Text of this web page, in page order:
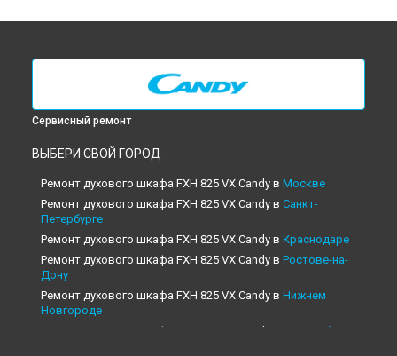
Сервисный ремонт
ВЫБЕРИ СВОЙ ГОРОД
Ремонт духового шкафа FXH 825 VX Candy в Москве
Ремонт духового шкафа FXH 825 VX Candy в Санкт-
Петербурге
Ремонт духового шкафа FXH 825 VX Candy в Краснодаре
Ремонт духового шкафа FXH 825 VX Candy в Ростове-на-
Дону
Ремонт духового шкафа FXH 825 VX Candy в Нижнем
Новгороде
Ремонт духового шкафа FXH 825 VX Candy в
Новосибирске